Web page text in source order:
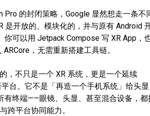
Pro 的封闭策略，Google 显然想走一条不
是开放的、模块化的，并与原有 Android
你可以用 Jetpack Compose 写 XR App，
，无需重新搭建工具链。
，不只是一个 XR 系统，更是一个延续
台。它不是「再造一个手机系统」给头
有终端——眼镜、头显、甚至混合设备，都
跨平台协同能力。